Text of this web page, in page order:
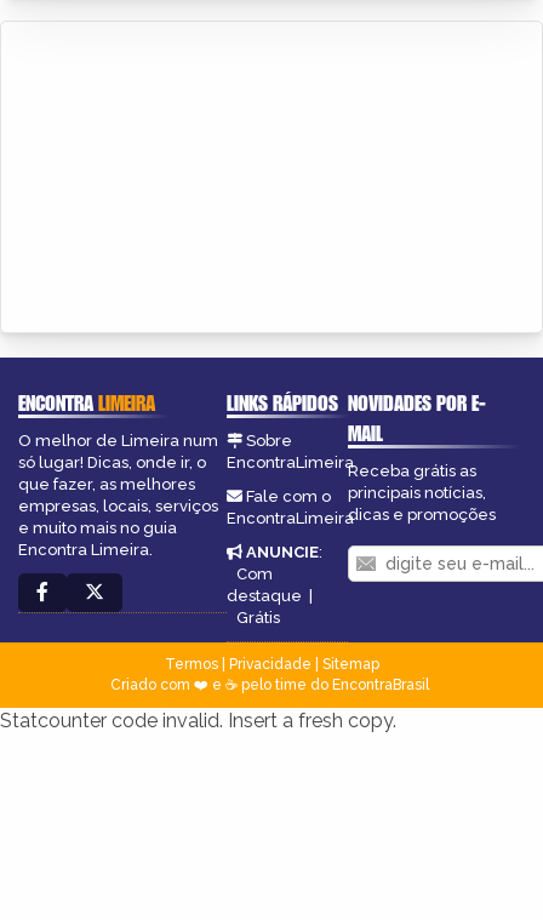
ENCONTRALIMEIRA
O melhor de Limeira num
só lugar! Dicas, onde ir, o
que fazer, as melhores
empresas, locais, serviços
e muito mais no guia
Encontra Limeira.
LINKS RÁPIDOS
Sobre
EncontraLimeira
Fale com o
EncontraLimeira
ANUNCIE:
Com
destaque |
Grátis
NOVIDADES POR E-
MAIL
Receba grátis as
principais notícias,
dicas e promoções
Termos| Privacidade
Sitemap
Criado com ❤️ e ☕ pelo time do EncontraBrasil
Statcounter code invalid. Insert a fresh copy.